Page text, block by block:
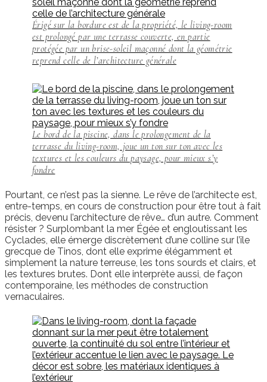
Érigé sur la bordure est de la propriété, le living-room
est prolongé par une terrasse couverte, en partie
protégée par un brise-soleil maçonné dont la géométrie
reprend celle de l’architecture générale
Le bord de la piscine, dans le prolongement de la
terrasse du living-room, joue un ton sur ton avec les
textures et les couleurs du paysage, pour mieux s’y
fondre
Pourtant, ce n’est pas la sienne. Le rêve de l’architecte est,
entre-temps, en cours de construction pour être tout à fait
précis, devenu l’architecture de rêve… d’un autre. Comment
résister ? Surplombant la mer Égée et engloutissant les
Cyclades, elle émerge discrètement d’une colline sur l’île
grecque de Tinos, dont elle exprime élégamment et
simplement la nature terreuse, les tons sourds et clairs, et
les textures brutes. Dont elle interprète aussi, de façon
contemporaine, les méthodes de construction
vernaculaires.